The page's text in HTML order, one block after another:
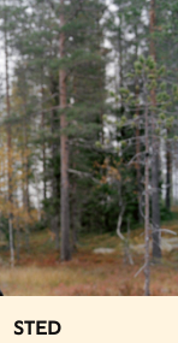
STED